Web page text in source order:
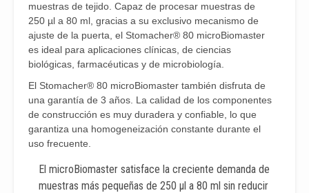
muestras de tejido. Capaz de procesar muestras de
250 µl a 80 ml, gracias a su exclusivo mecanismo de
ajuste de la puerta, el Stomacher® 80 microBiomaster
es ideal para aplicaciones clínicas, de ciencias
biológicas, farmacéuticas y de microbiología.
El Stomacher® 80 microBiomaster también disfruta de
una garantía de 3 años. La calidad de los componentes
de construcción es muy duradera y confiable, lo que
garantiza una homogeneización constante durante el
uso frecuente.
El microBiomaster satisface la creciente demanda de
muestras más pequeñas de 250 µl a 80 ml sin reducir